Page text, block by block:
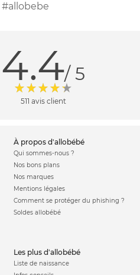
#allobebe
4.4/ 5
511 avis client
à propos d'allobébé
Qui sommes-nous ?
Nos bons plans
Nos marques
Mentions légales
Comment se protéger du phishing ?
Soldes allobébé
les plus d'allobébé
Liste de naissance